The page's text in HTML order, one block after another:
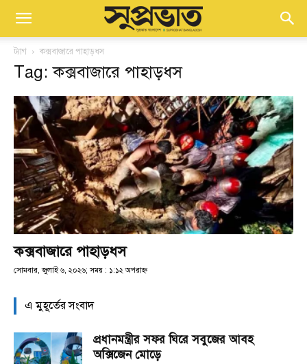
ট্যাগ কক্সবাজারে পাহাড়ধস
Tag: কক্সবাজারে পাহাড়ধস
কক্সবাজারে পাহাড়ধস
সোমবার, জুলাই ৬, ২০২৬; সময় : ১:১২ অপরাহ্ণ
এ মুহূর্তের সংবাদ
প্রধানমন্ত্রীর সফর ঘিরে সবুজের আবহ
অক্সিজেন মোড়ে